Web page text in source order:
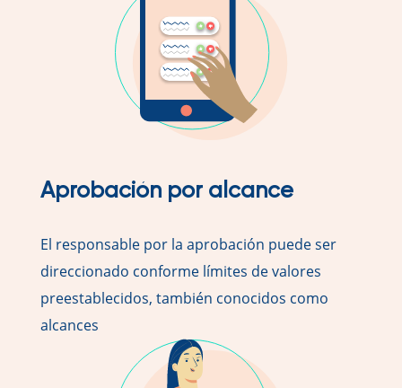
Aprobación por alcance
El responsable por la aprobación puede ser
direccionado conforme límites de valores
preestablecidos, también conocidos como
alcances